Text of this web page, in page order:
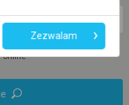
-- : --
online
Zezwalam